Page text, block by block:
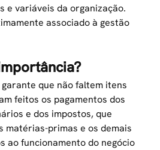
e variáveis da organização.
associado à gestão
que não faltem itens
feitos os pagamentos dos
e dos impostos, que
matérias-primas e os demais
ao funcionamento do negócio